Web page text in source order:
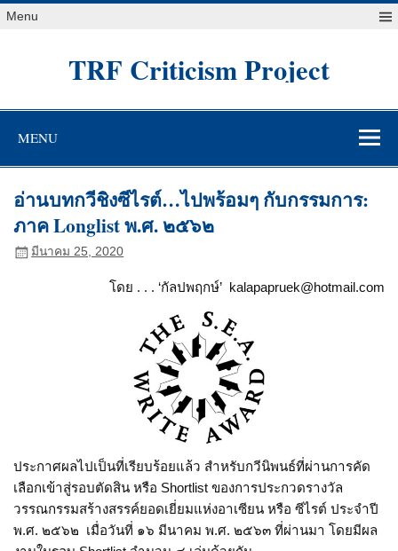
Skip
toMenu
TRF Criticism Project
MENU
อ่านบทกวีชิงซีไรต์…ไปพร้อมๆ กับกรรมการ:
ภาค Longlist พ.ศ. ๒๕๖๒
มีนาคม 25, 2020
โดย . . . ‘กัลปพฤกษ์’ kalapapruek@hotmail.com
ประกาศผลไปเป็นที่เรียบร้อยแล้ว สำหรับกวีนิพนธ์ที่ผ่านการคัด
เลือกเข้าสู่รอบตัดสิน หรือ Shortlist ของการประกวดรางวัล
วรรณกรรมสร้างสรรค์ยอดเยี่ยมแห่งอาเซียน หรือ ซีไรต์ ประจำปี
พ.ศ. ๒๕๖๒ เมื่อวันที่ ๑๖ มีนาคม พ.ศ. ๒๕๖๓ ที่ผ่านมา โดยมีผล